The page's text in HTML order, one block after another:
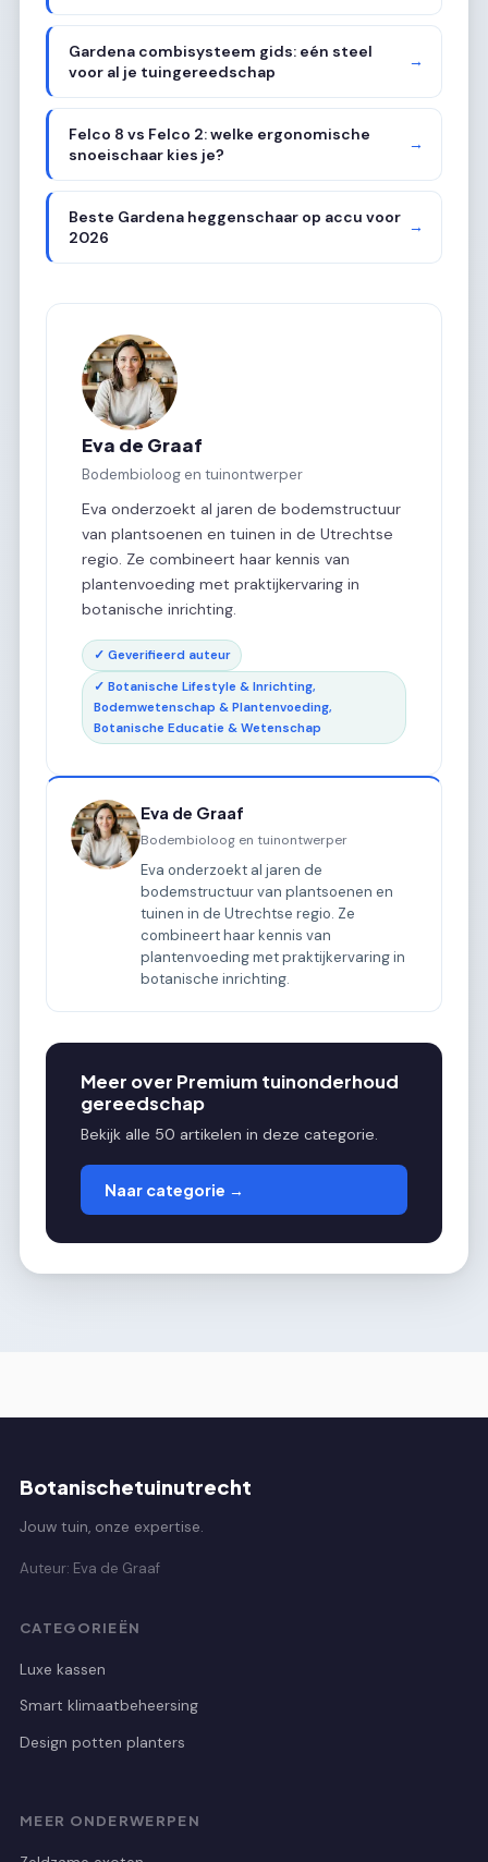
Gardena combisysteem gids: eén steel
voor al je tuingereedschap
→
Felco 8 vs Felco 2: welke ergonomische
snoeischaar kies je?
→
Beste Gardena heggenschaar op accu voor
2026
→
Eva de Graaf
Bodembioloog en tuinontwerper
Eva onderzoekt al jaren de bodemstructuur
van plantsoenen en tuinen in de Utrechtse
regio. Ze combineert haar kennis van
plantenvoeding met praktijkervaring in
botanische inrichting.
✓ Geverifieerd auteur
✓ Botanische Lifestyle & Inrichting,
Bodemwetenschap & Plantenvoeding,
Botanische Educatie & Wetenschap
Eva de Graaf
Bodembioloog en tuinontwerper
Eva onderzoekt al jaren de
bodemstructuur van plantsoenen en
tuinen in de Utrechtse regio. Ze
combineert haar kennis van
plantenvoeding met praktijkervaring in
botanische inrichting.
Meer over Premium tuinonderhoud
gereedschap
Bekijk alle 50 artikelen in deze categorie.
Naar categorie →
Botanischetuinutrecht
Jouw tuin, onze expertise.
Auteur: Eva de Graaf
CATEGORIEËN
Luxe kassen
Smart klimaatbeheersing
Design potten planters
MEER ONDERWERPEN